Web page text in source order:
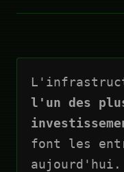
l'un des
font les